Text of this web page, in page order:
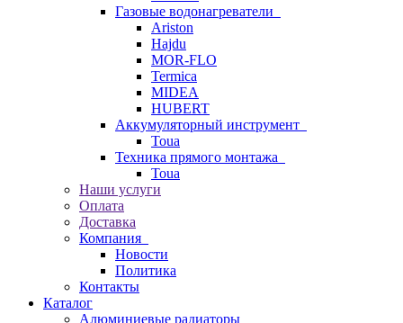
Газовые водонагреватели
Ariston
Hajdu
MOR-FLO
Termica
MIDEA
HUBERT
Аккумуляторный инструмент
Toua
Техника прямого монтажа
Toua
Наши услуги
Оплата
Доставка
Компания
Новости
Политика
Контакты
Каталог
Алюминиевые радиаторы